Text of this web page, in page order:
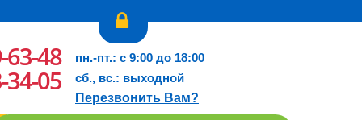
63-48
34-05
пн.-пт.: с 9:00 до 18:00
сб., вс.: выходной
Перезвонить Вам?